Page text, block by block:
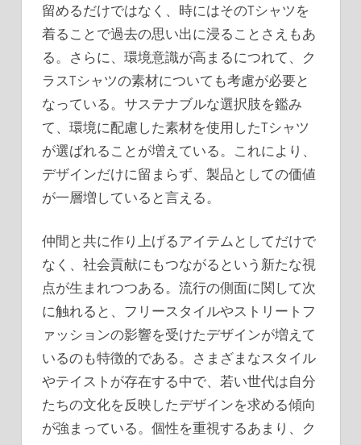
留めるだけではなく、時にはそのTシャツを
着ることで過去の思い出に浸ることさえもあ
る。さらに、環境意識が高まるにつれて、ク
ラスTシャツの素材についても考慮が必要と
なっている。サステナブルな選択肢を鑑み
て、環境に配慮した素材を使用したTシャツ
が選ばれることが増えている。これにより、
デザインだけに留まらず、製品としての価値
が一層増していると言える。
仲間と共に作り上げるアイテムとしてだけで
なく、社会貢献にもつながるという新たな視
点が生まれつつある。流行の側面に関して次
に触れると、フリースタイルやストリートフ
ァッションの影響を受けたデザインが増えて
いるのも特徴的である。さまざまなスタイル
やテイストが存在する中で、若い世代は自分
たちの文化を反映したデザインを求める傾向
が強まっている。個性を重視するあまり、ク